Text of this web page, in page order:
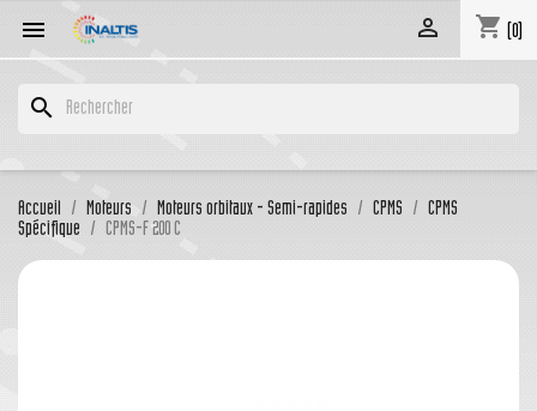
 shopping_cart (0)

search
Accueil Moteurs Moteurs orbitaux - Semi-rapides CPMS
CPMS
Spécifique
CPMS-F 200 C